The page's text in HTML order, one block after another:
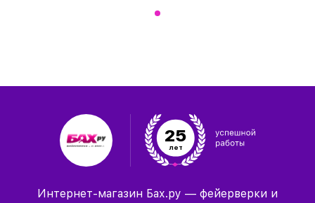
25
лет
Интернет-магазин Бах.ру — фейерверки и